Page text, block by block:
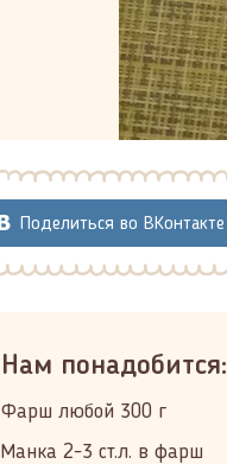
Поделиться во ВКонтакте
Нам понадобится:
Фарш любой 300 г
Манка 2-3 ст.л. в фарш